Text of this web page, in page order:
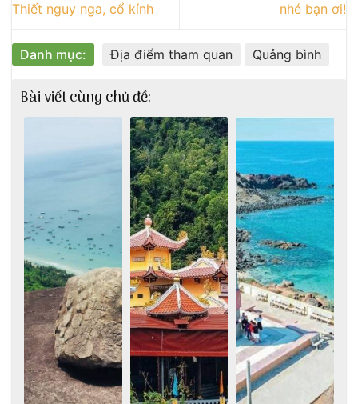
Thiết nguy nga, cổ kính
nhé bạn ơi!
Danh mục: Địa điểm tham quan Quảng bình
Bài viết cùng chủ đề: